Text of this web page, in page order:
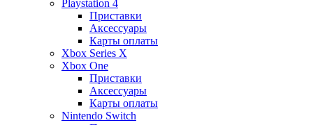
Playstation 4
Приставки
Аксессуары
Карты оплаты
Xbox Series X
Xbox One
Приставки
Аксессуары
Карты оплаты
Nintendo Switch